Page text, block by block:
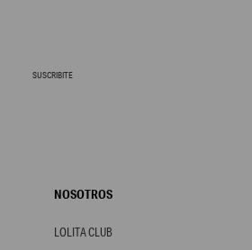
SUSCRIBITE
NOSOTROS
LOLITA CLUB